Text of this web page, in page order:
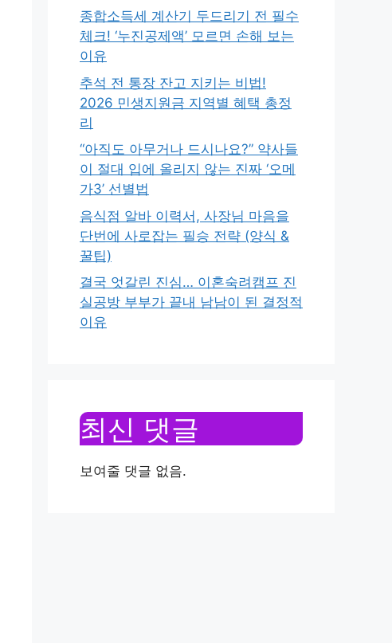
종합소득세 계산기 두드리기 전 필수
체크! ‘누진공제액’ 모르면 손해 보는
이유
추석 전 통장 잔고 지키는 비법!
2026 민생지원금 지역별 혜택 총정
리
“아직도 아무거나 드시나요?” 약사들
이 절대 입에 올리지 않는 진짜 ‘오메
가3’ 선별법
음식점 알바 이력서, 사장님 마음을
단번에 사로잡는 필승 전략 (양식 &
꿀팁)
결국 엇갈린 진심… 이혼숙려캠프 진
실공방 부부가 끝내 남남이 된 결정적
이유
최신 댓글
보여줄 댓글 없음.